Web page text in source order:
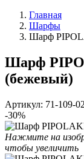
Главная
Шарфы
Шарф
Шарф
(бежевый)
Артикул: 71-109-02
-30%
Нажмите на
чтобы увеличить